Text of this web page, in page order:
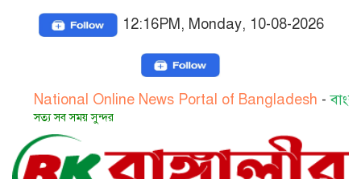
12:16PM, Monday, 10-08-2026
Online News Portal of Bangladesh-বাংলাদেশের
সময় সুন্দর